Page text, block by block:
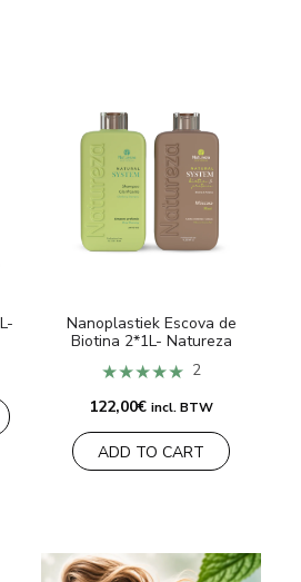
Nanoplastiek Escova de
Biotina 2*1L- Natureza
★★★★★ 2
122,00€ incl. BTW
ADD TO CART